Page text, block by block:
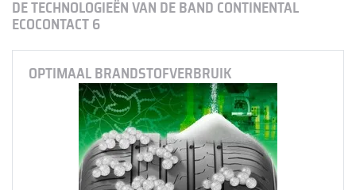
DE TECHNOLOGIEËN VAN DE BAND CONTINENTAL
ECOCONTACT 6
OPTIMAAL BRANDSTOFVERBRUIK